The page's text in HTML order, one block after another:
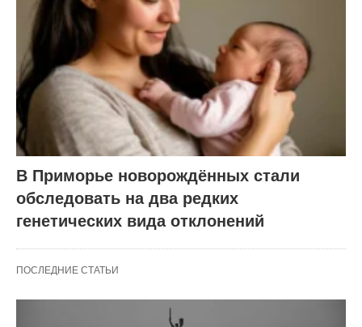
В Приморье новорождённых стали
обследовать на два редких
генетических вида отклонений
ПОСЛЕДНИЕ СТАТЬИ